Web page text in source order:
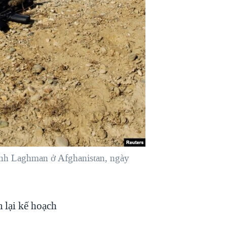
Laghman ở Afghanistan, ngày
lại kế hoạch